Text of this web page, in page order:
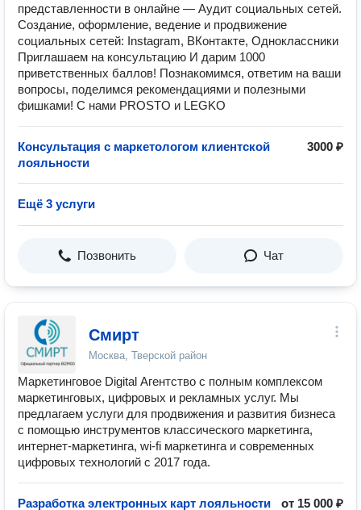
представленности в онлайне — ️Аудит социальных сетей.
️Создание, оформление, ведение и продвижение
социальных сетей: Instagram, ВКонтакте, Одноклассники
Приглашаем на консультацию И дарим 1000
приветственных баллов! Познакомимся, ответим на ваши
вопросы, поделимся рекомендациями и полезными
фишками! С нами PROSTO и LEGKO
Консультация с маркетологом клиентской
лояльности
3000 ₽
Ещё 3 услуги
Позвонить Чат
Смирт
Москва, Тверской район
Маркетинговое Digital Агентство с полным комплексом
маркетинговых, цифровых и рекламных услуг. Мы
предлагаем услуги для продвижения и развития бизнеса
с помощью инструментов классического маркетинга,
интернет-маркетинга, wi-fi маркетинга и современных
цифровых технологий с 2017 года.
Разработка электронных карт лояльности от 15 000 ₽